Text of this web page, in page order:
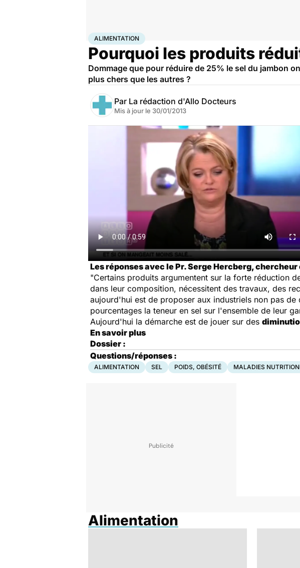
AccueilSantéMaladies
ALIMENTATION
Pourquoi les produits
Dommage que pour réduire de 25% le sel du jambon
plus chers que les autres ?
Par La rédaction d'Allo Docteurs
Mis à jour le 30/01/2013
Les réponses avec le Pr. Serge Hercberg,
"Certains produits argumentent sur la forte réduction
dans leur composition, nécessitent des travaux, des
aujourd'hui est de proposer aux industriels non pas
pourcentages la teneur en sel sur l'ensemble de leur
Aujourd'hui la démarche est de jouer sur des
En savoir plus
Dossier :
Questions/réponses :
ALIMENTATION SEL POIDS, OBÉSITÉ MALADIES
Alimentation